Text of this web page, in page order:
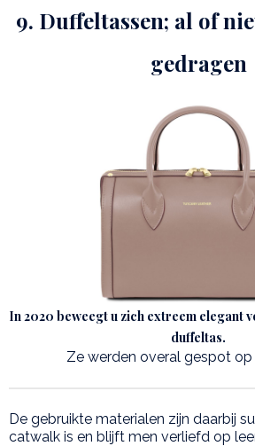
9. Duffeltassen; al of
gedragen
In 2020 beweegt u zich extreem elegant
duffeltas.
Ze werden overal gespot
De gebruikte materialen zijn daarbij
catwalk is en blijft men verliefd op